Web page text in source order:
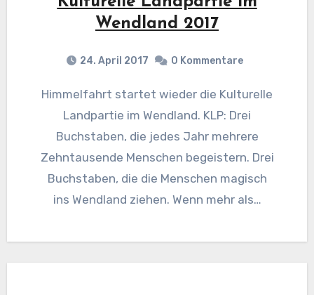
Wendland 2017
24. April 2017 0 Kommentare
Himmelfahrt startet wieder die Kulturelle
Landpartie im Wendland. KLP: Drei
Buchstaben, die jedes Jahr mehrere
Zehntausende Menschen begeistern. Drei
Buchstaben, die die Menschen magisch
ins Wendland ziehen. Wenn mehr als…